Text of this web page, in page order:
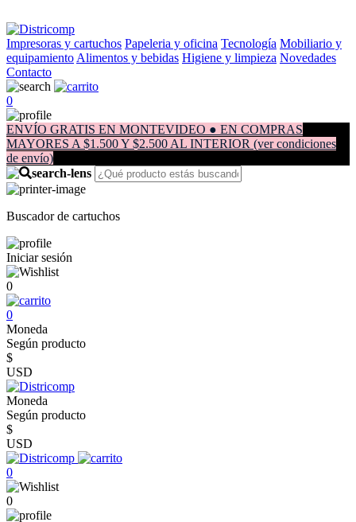
Impresoras y cartuchos Papeleria y oficina Tecnología Mobiliario y
equipamiento Alimentos y bebidas Higiene y limpieza Novedades
Contacto
0
ENVÍO GRATIS EN MONTEVIDEO ● EN COMPRAS
MAYORES A $1.500 Y $2.500 AL INTERIOR (ver condiciones
de envío)
Buscador de cartuchos
Iniciar sesión
0
0
Moneda
Según producto
$
USD
Moneda
Según producto
$
USD
0
0